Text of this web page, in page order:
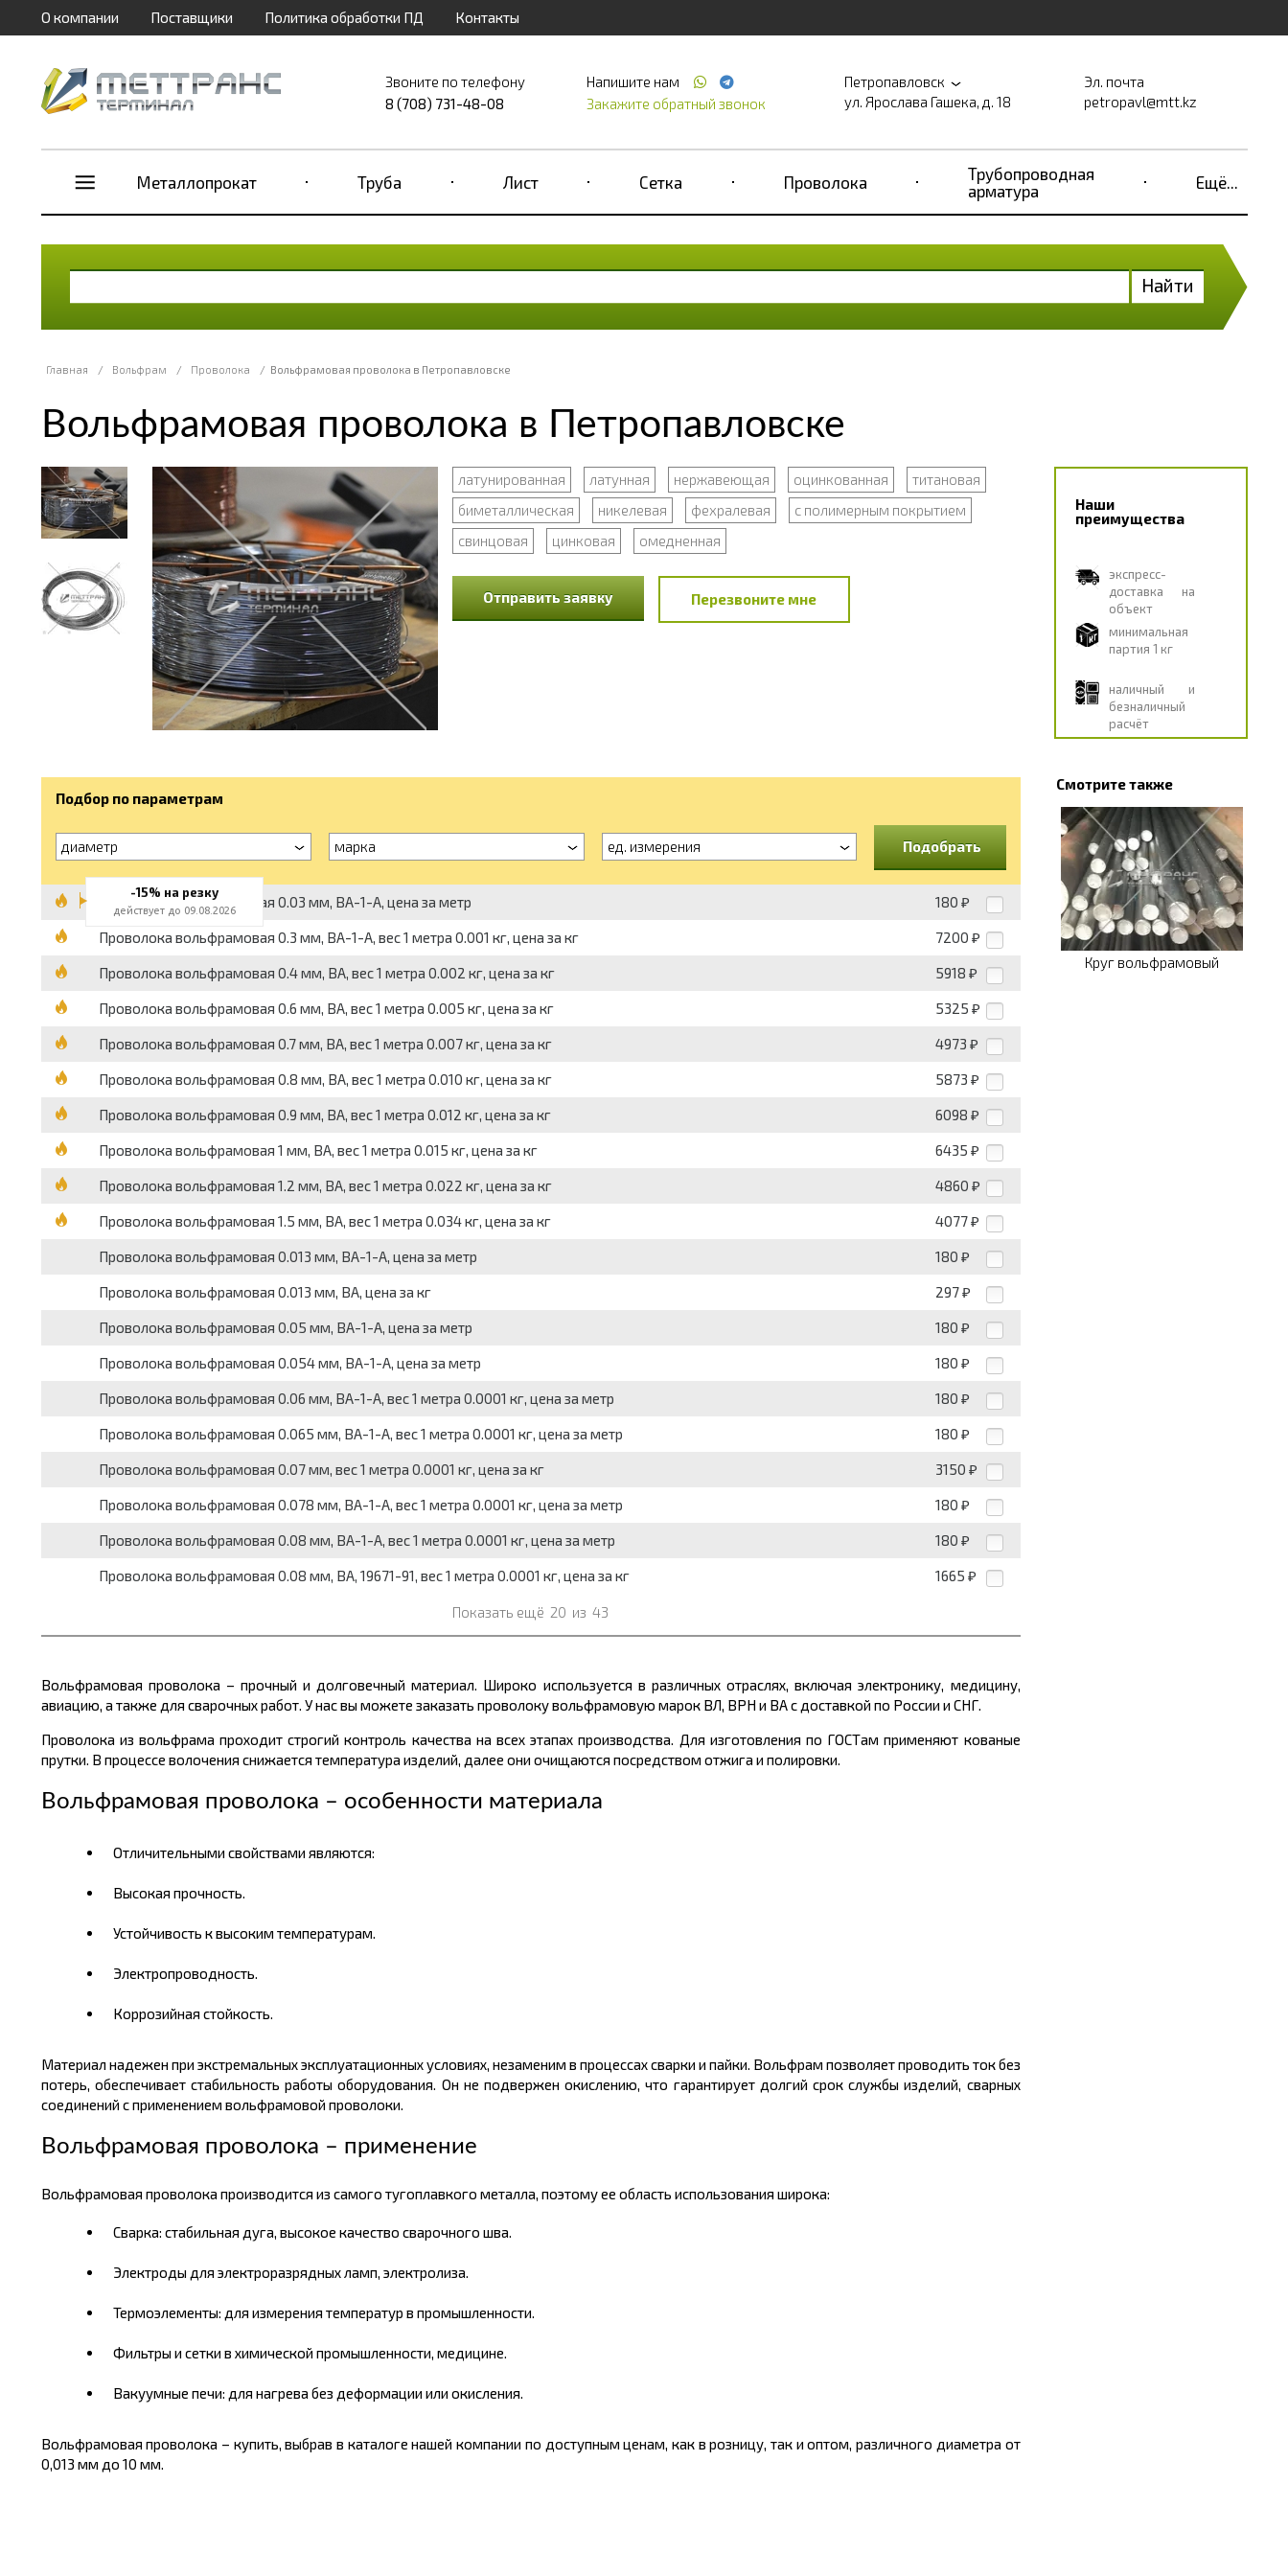
О компании Поставщики Политика обработки ПД Контакты
Звоните по телефону
8 (708) 731-48-08
Напишите нам
Закажите обратный звонок
Петропавловск
ул. Ярослава Гашека, д. 18
Эл. почта
petropavl@mtt.kz
Металлопрокат Труба Лист Сетка Проволока
Трубопроводная
арматура
Ещё...
Найти
Главная / Вольфрам / Проволока / Вольфрамовая проволока в Петропавловске
Вольфрамовая проволока в Петропавловске
латунированная латунная нержавеющая оцинкованная
титановая
биметаллическая
никелевая фехралевая
с полимерным покрытием
свинцовая
цинковая омедненная
Отправить заявку Перезвоните мне
Наши
преимущества
экспресс-
доставка на
объект
минимальная
партия 1 кг
наличный и
безналичный
расчёт
Подбор по параметрам
диаметр марка ед. измерения Подобрать
Проволока вольфрамовая 0.03 мм, ВА-1-А, цена за метр 180 ₽
Проволока вольфрамовая 0.3 мм, ВА-1-А, вес 1 метра 0.001 кг, цена за кг 7200 ₽
Проволока вольфрамовая 0.4 мм, ВА, вес 1 метра 0.002 кг, цена за кг 5918 ₽
Проволока вольфрамовая 0.6 мм, ВА, вес 1 метра 0.005 кг, цена за кг 5325 ₽
Проволока вольфрамовая 0.7 мм, ВА, вес 1 метра 0.007 кг, цена за кг 4973 ₽
Проволока вольфрамовая 0.8 мм, ВА, вес 1 метра 0.010 кг, цена за кг 5873 ₽
Проволока вольфрамовая 0.9 мм, ВА, вес 1 метра 0.012 кг, цена за кг 6098 ₽
Проволока вольфрамовая 1 мм, ВА, вес 1 метра 0.015 кг, цена за кг 6435 ₽
Проволока вольфрамовая 1.2 мм, ВА, вес 1 метра 0.022 кг, цена за кг 4860 ₽
Проволока вольфрамовая 1.5 мм, ВА, вес 1 метра 0.034 кг, цена за кг 4077 ₽
Проволока вольфрамовая 0.013 мм, ВА-1-А, цена за метр 180 ₽
Проволока вольфрамовая 0.013 мм, ВА, цена за кг 297 ₽
Проволока вольфрамовая 0.05 мм, ВА-1-А, цена за метр 180 ₽
Проволока вольфрамовая 0.054 мм, ВА-1-А, цена за метр 180 ₽
Проволока вольфрамовая 0.06 мм, ВА-1-А, вес 1 метра 0.0001 кг, цена за метр 180 ₽
Проволока вольфрамовая 0.065 мм, ВА-1-А, вес 1 метра 0.0001 кг, цена за метр 180 ₽
Проволока вольфрамовая 0.07 мм, вес 1 метра 0.0001 кг, цена за кг 3150 ₽
Проволока вольфрамовая 0.078 мм, ВА-1-А, вес 1 метра 0.0001 кг, цена за метр 180 ₽
Проволока вольфрамовая 0.08 мм, ВА-1-А, вес 1 метра 0.0001 кг, цена за метр 180 ₽
Проволока вольфрамовая 0.08 мм, ВА, 19671-91, вес 1 метра 0.0001 кг, цена за кг 1665 ₽
Показать ещё 20 из 43
Вольфрамовая проволока – прочный и долговечный материал. Широко используется в различных отраслях, включая электронику, медицину,
авиацию, а также для сварочных работ. У нас вы можете заказать проволоку вольфрамовую марок ВЛ, ВРН и ВА с доставкой по России и СНГ.
Проволока из вольфрама проходит строгий контроль качества на всех этапах производства. Для изготовления по ГОСТам применяют кованые
прутки. В процессе волочения снижается температура изделий, далее они очищаются посредством отжига и полировки.
Вольфрамовая проволока – особенности материала
Отличительными свойствами являются:
Высокая прочность.
Устойчивость к высоким температурам.
Электропроводность.
Коррозийная стойкость.
Материал надежен при экстремальных эксплуатационных условиях, незаменим в процессах сварки и пайки. Вольфрам позволяет проводить ток без
потерь, обеспечивает стабильность работы оборудования. Он не подвержен окислению, что гарантирует долгий срок службы изделий, сварных
соединений с применением вольфрамовой проволоки.
Вольфрамовая проволока – применение
Вольфрамовая проволока производится из самого тугоплавкого металла, поэтому ее область использования широка:
Сварка: стабильная дуга, высокое качество сварочного шва.
Электроды для электроразрядных ламп, электролиза.
Термоэлементы: для измерения температур в промышленности.
Фильтры и сетки в химической промышленности, медицине.
Вакуумные печи: для нагрева без деформации или окисления.
Вольфрамовая проволока – купить, выбрав в каталоге нашей компании по доступным ценам, как в розницу, так и оптом, различного диаметра от
0,013 мм до 10 мм.
Смотрите также
Круг вольфрамовый
-15% на резку
действует до 09.08.2026